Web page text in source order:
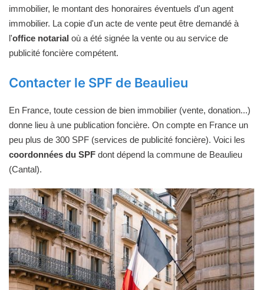
immobilier, le montant des honoraires éventuels d'un agent
immobilier. La copie d'un acte de vente peut être demandé à
l'office notarial où a été signée la vente ou au service de
publicité foncière compétent.
Contacter le SPF de Beaulieu
En France, toute cession de bien immobilier (vente, donation...)
donne lieu à une publication foncière. On compte en France un
peu plus de 300 SPF (services de publicité foncière). Voici les
coordonnées du SPF dont dépend la commune de Beaulieu
(Cantal).